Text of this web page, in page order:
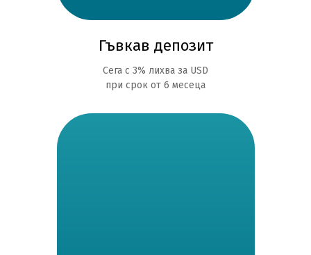
Гъвкав депозит
Сега с 3% лихва за USD
при срок от 6 месеца